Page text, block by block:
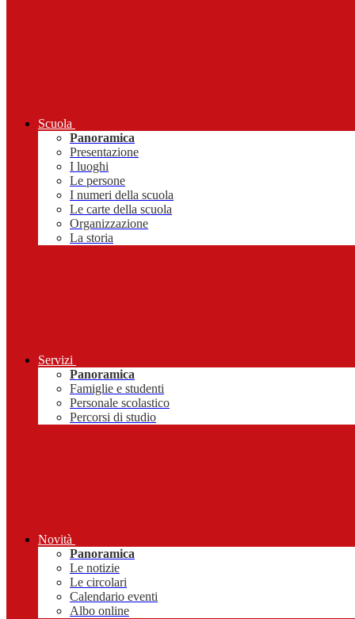
Scuola
Panoramica
Presentazione
I luoghi
Le persone
I numeri della scuola
Le carte della scuola
Organizzazione
La storia
Servizi
Panoramica
Famiglie e studenti
Personale scolastico
Percorsi di studio
Novità
Panoramica
Le notizie
Le circolari
Calendario eventi
Albo online